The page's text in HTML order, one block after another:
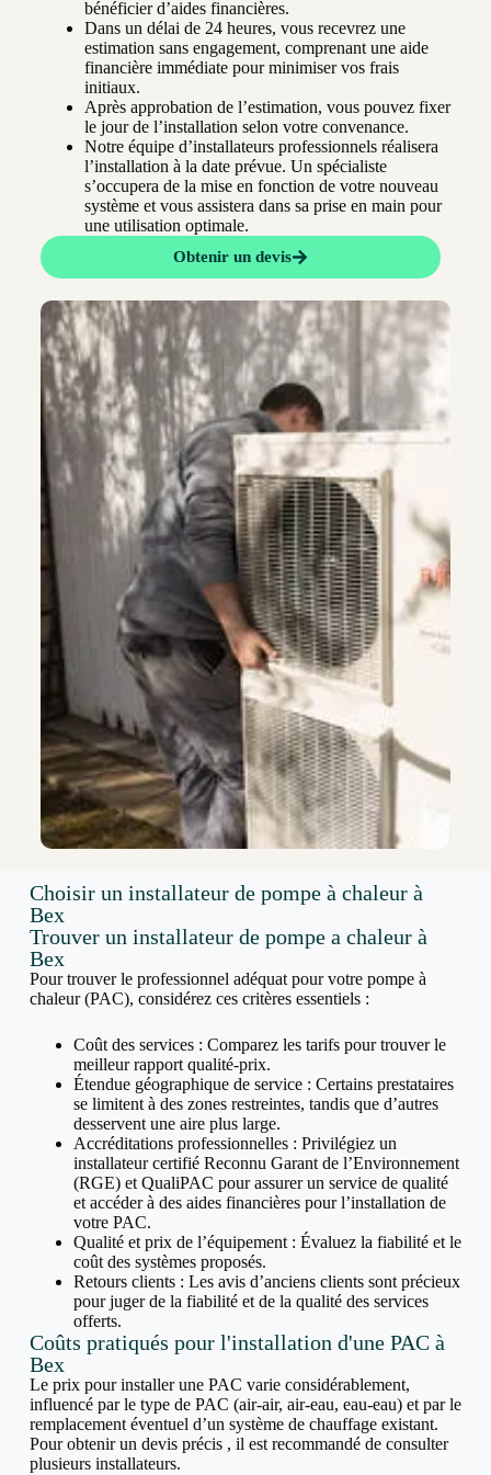
bénéficier d’aides financières.
Dans un délai de 24 heures, vous recevrez une
estimation sans engagement, comprenant une aide
financière immédiate pour minimiser vos frais
initiaux.
Après approbation de l’estimation, vous pouvez fixer
le jour de l’installation selon votre convenance.
Notre équipe d’installateurs professionnels réalisera
l’installation à la date prévue. Un spécialiste
s’occupera de la mise en fonction de votre nouveau
système et vous assistera dans sa prise en main pour
une utilisation optimale.
Obtenir un devis
Choisir un installateur de pompe à chaleur à
Bex
Trouver un installateur de pompe a chaleur à
Bex
Pour trouver le professionnel adéquat pour votre pompe à
chaleur (PAC), considérez ces critères essentiels :
Coût des services : Comparez les tarifs pour trouver le
meilleur rapport qualité-prix.
Étendue géographique de service : Certains prestataires
se limitent à des zones restreintes, tandis que d’autres
desservent une aire plus large.
Accréditations professionnelles : Privilégiez un
installateur certifié Reconnu Garant de l’Environnement
(RGE) et QualiPAC pour assurer un service de qualité
et accéder à des aides financières pour l’installation de
votre PAC.
Qualité et prix de l’équipement : Évaluez la fiabilité et le
coût des systèmes proposés.
Retours clients : Les avis d’anciens clients sont précieux
pour juger de la fiabilité et de la qualité des services
offerts.
Coûts pratiqués pour l'installation d'une PAC à
Bex
Le prix pour installer une PAC varie considérablement,
influencé par le type de PAC (air-air, air-eau, eau-eau) et par le
remplacement éventuel d’un système de chauffage existant.
Pour obtenir un devis précis , il est recommandé de consulter
plusieurs installateurs.